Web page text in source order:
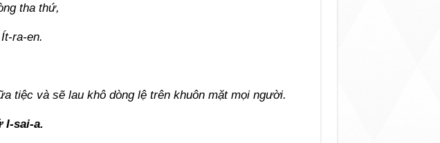
tha thứ,
ra-en.
tiệc và sẽ lau khô dòng lệ trên khuôn mặt mọi người.
I-sai-a.